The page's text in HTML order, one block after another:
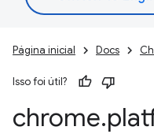
Página inicial Docs
Isso foi útil?
chrome.